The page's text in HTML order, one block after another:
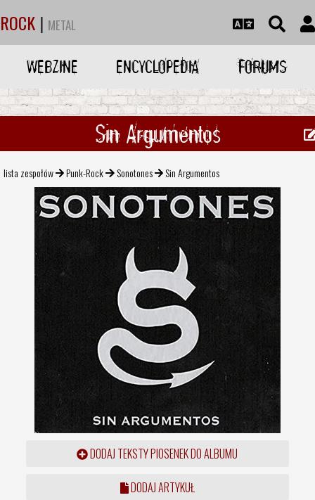
ROCK | METAL
WEBZINE ENCYCLOPEDIA FORUMS
Sin Argumentos
lista zespołów Punk-Rock Sonotones Sin Argumentos
DODAJ TEKSTY PIOSENEK DO ALBUMU
DODAJ ARTYKUŁ